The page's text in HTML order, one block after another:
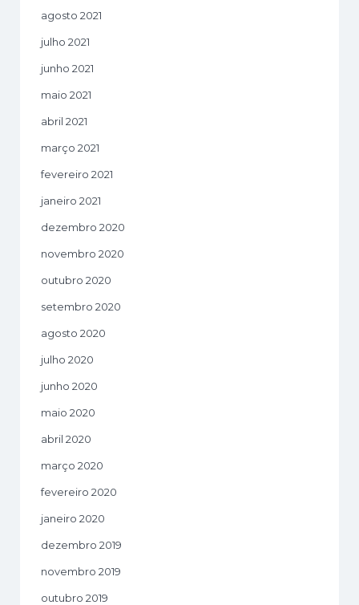
agosto 2021
julho 2021
junho 2021
maio 2021
abril 2021
março 2021
fevereiro 2021
janeiro 2021
dezembro 2020
novembro 2020
outubro 2020
setembro 2020
agosto 2020
julho 2020
junho 2020
maio 2020
abril 2020
março 2020
fevereiro 2020
janeiro 2020
dezembro 2019
novembro 2019
outubro 2019